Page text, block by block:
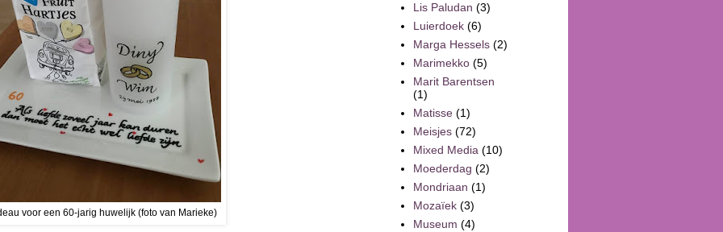
voor een 60-jarig huwelijk (foto van Marieke)
Lis Paludan (3)
Luierdoek (6)
Marga Hessels (2)
Marimekko (5)
Marit Barentsen
(1)
Matisse (1)
Meisjes (72)
Mixed Media (10)
Moederdag (2)
Mondriaan (1)
Mozaïek (3)
Museum (4)